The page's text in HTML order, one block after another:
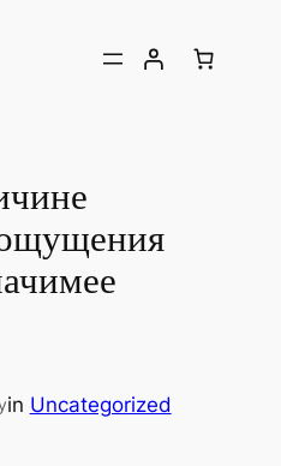
in Uncategorized